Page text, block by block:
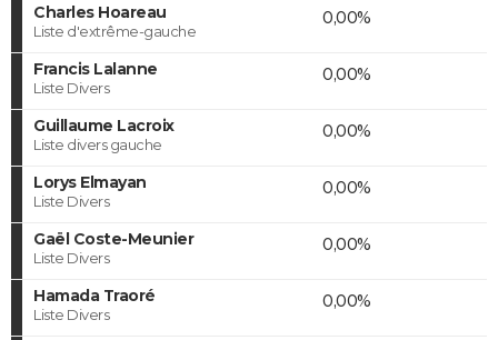
Charles Hoareau
Liste d'extrême-gauche
0,00%
Francis Lalanne
Liste Divers
0,00%
Guillaume Lacroix
Liste divers gauche
0,00%
Lorys Elmayan
Liste Divers
0,00%
Gaël Coste-Meunier
Liste Divers
0,00%
Hamada Traoré
Liste Divers
0,00%